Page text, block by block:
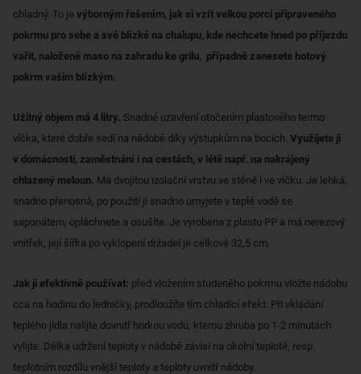
chladný. To je výborným řešením, jak si vzít velkou porci připraveného
pokrmu pro sebe a své blízké na chalupu, kde nechcete hned po příjezdu
vařit, naložené maso na zahradu ke grilu, případně zanesete hotový
pokrm vašim blízkým.
Užitný objem má 4 litry. Snadné uzavření otočením plastového termo
víčka, které dobře sedí na nádobě díky výstupkům na bocích. Využijete ji
v domácnosti, zaměstnání i na cestách, v létě např. na nakrájený
chlazený meloun. Má dvojitou izolační vrstvu ve stěně i ve víčku. Je lehká,
snadno přenosná, po použití ji snadno umyjete v teplé vodě se
saponátem, opláchnete a osušíte. Je vyrobena z plastu PP a má nerezový
vnitřek, její šířka po vyklopení držadel je celkově 32,5 cm.
Jak ji efektivně používat: před vložením studeného pokrmu vložte nádobu
cca na hodinu do ledničky, prodloužíte tím chladící efekt. Při vkládání
teplého jídla nalijte dovnitř horkou vodu, kterou zhruba po 1-2 minutách
vylijte. Délka udržení teploty v nádobě závisí na okolní teplotě, resp.
teplotním rozdílu vnější teploty a teploty uvnitř nádoby.